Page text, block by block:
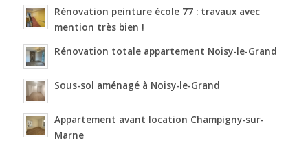
Rénovation peinture école 77 : travaux avec
mention très bien !
Rénovation totale appartement Noisy-le-Grand
Sous-sol aménagé à Noisy-le-Grand
Appartement avant location Champigny-sur-
Marne